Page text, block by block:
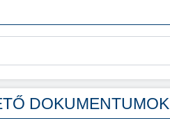
DOKUMENTUMOK